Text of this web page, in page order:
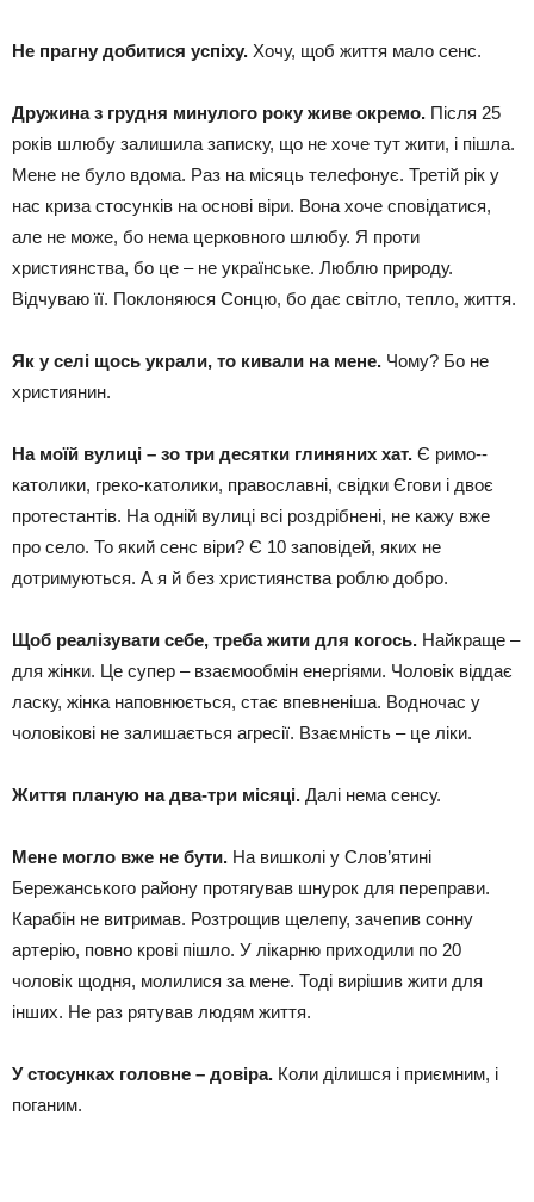
Не прагну добитися успіху. Хочу, щоб життя мало сенс.
Дружина з грудня минулого року живе окремо. Після 25
років шлюбу залишила записку, що не хоче тут жити, і пішла.
Мене не було вдома. Раз на місяць телефонує. Третій рік у
нас криза стосунків на основі віри. Вона хоче сповідатися,
але не може, бо нема церковного шлюбу. Я проти
християнства, бо це – не українське. Люблю природу.
Відчуваю її. Поклоняюся Сонцю, бо дає світло, тепло, життя.
Як у селі щось украли, то кивали на мене. Чому? Бо не
християнин.
На моїй вулиці – зо три десятки глиняних хат. Є римо-­
католики, греко-католики, православні, свідки Єгови і двоє
протестантів. На одній вулиці всі роздрібнені, не кажу вже
про село. То який сенс віри? Є 10 заповідей, яких не
дотримуються. А я й без християнства роблю добро.
Щоб реалізувати себе, треба жити для когось. Найкраще –
для жінки. Це супер – взаємообмін енергіями. Чоловік віддає
ласку, жінка наповнюється, стає впевненіша. Водночас у
чоловікові не залишається агресії. Взаємність – це ліки.
Життя планую на два-три місяці. Далі нема сенсу.
Мене могло вже не бути. На вишколі у Слов’ятині
Бережанського району протягував шнурок для переправи.
Карабін не витримав. Розтрощив щелепу, зачепив сонну
артерію, повно крові пішло. У лікарню приходили по 20
чоловік щодня, молилися за мене. Тоді вирішив жити для
інших. Не раз рятував людям життя.
У стосунках головне – довіра. Коли ділишся і приємним, і
поганим.